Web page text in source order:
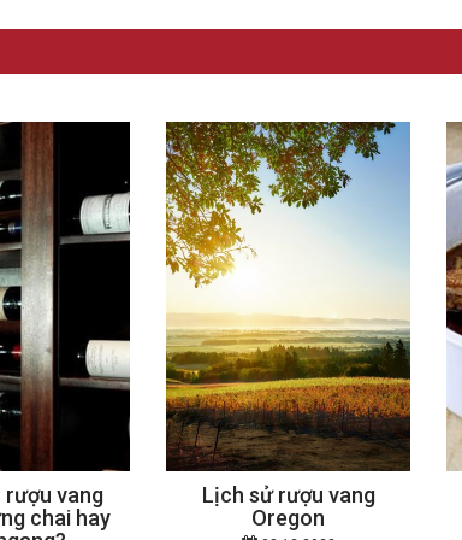
rượu vang
chai hay
Lịch sử rượu vang
Oregon